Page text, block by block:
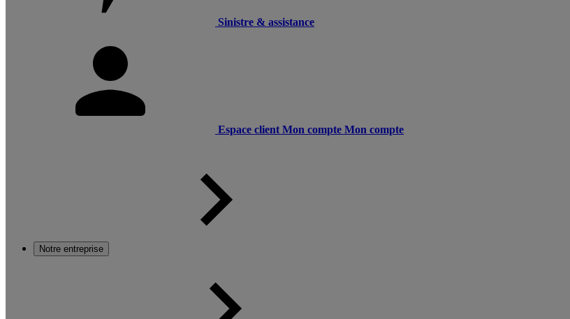
Sinistre & assistance
Espace client Mon compte Mon compte
Notre entreprise